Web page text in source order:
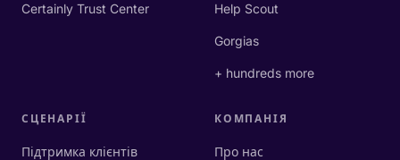
Certainly Trust Center Help Scout
Gorgias
+ hundreds more
СЦЕНАРІЇ
Підтримка клієнтів
КОМПАНІЯ
Про нас